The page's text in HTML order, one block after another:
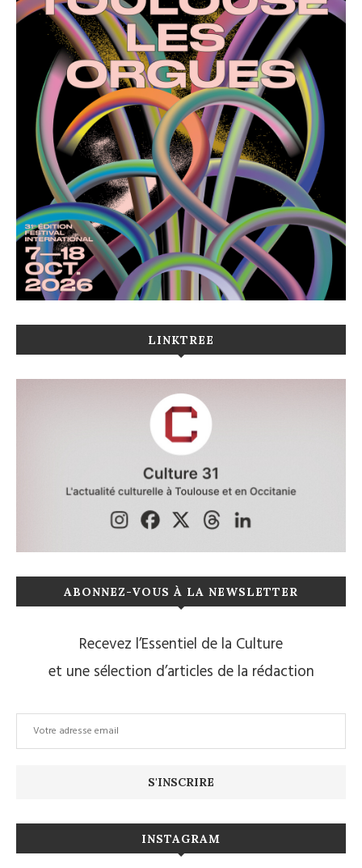
LINKTREE
ABONNEZ-VOUS À LA NEWSLETTER
Recevez l’Essentiel de la Culture
et une sélection d’articles de la rédaction
INSTAGRAM